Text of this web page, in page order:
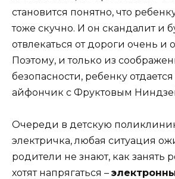
становится понятно, что
тоже скучно. И он скандалит и
отвлекаться от дороги очень и
Поэтому, и только из
безопасности, ребенку
айфончик с Фруктовым
Очереди в детскую
электричка, любая ситуация
родители не знают, как занять
хотят напрягаться –